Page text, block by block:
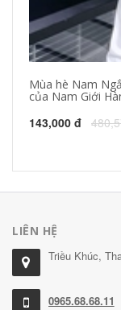
Mùa hè Nam
của Nam Giới
143,000 đ
LIÊN HỆ
Triều Khúc,
0965.68.68.11